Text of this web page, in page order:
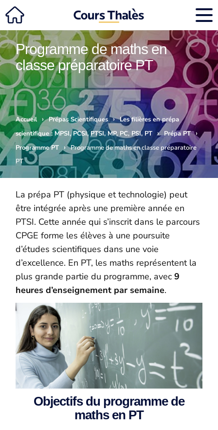
Programme de maths en
classe préparatoire PT
Accueil › Prépas Scientifiques › Les filières en prépa
scientifique : MPSI, PCSI, PTSI, MP, PC, PSI, PT › Prépa PT ›
Programme PT › Programme de maths en classe préparatoire
PT
La prépa PT (physique et technologie) peut
être intégrée après une première année en
PTSI. Cette année qui s’inscrit dans le parcours
CPGE forme les élèves à une poursuite
d’études scientifiques dans une voie
d’excellence. En PT, les maths représentent la
plus grande partie du programme, avec9
heures d’enseignement par semaine.
Objectifs du programme de
maths en PT